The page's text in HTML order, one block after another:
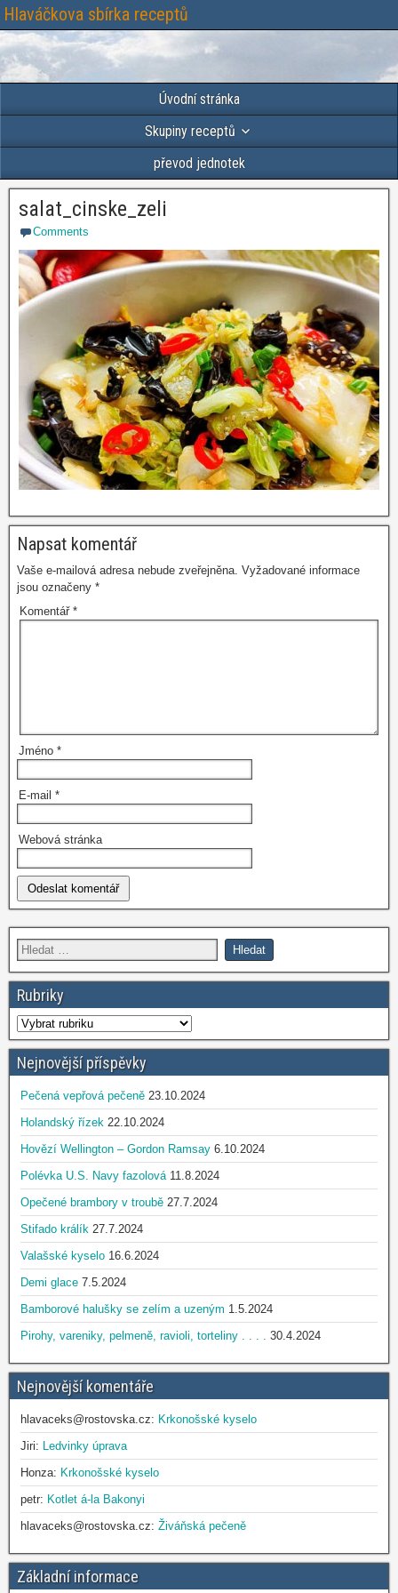
Hlaváčkova sbírka receptů
Úvodní stránka
Skupiny receptů
převod jednotek
salat_cinske_zeli
Comments
Napsat komentář
Vaše e-mailová adresa nebude zveřejněna. Vyžadované informace
jsou označeny *
Komentář *
Jméno *
E-mail *
Webová stránka
Rubriky
Nejnovější příspěvky
Pečená vepřová pečeně 23.10.2024
Holandský řízek 22.10.2024
Hovězí Wellington – Gordon Ramsay 6.10.2024
Polévka U.S. Navy fazolová 11.8.2024
Opečené brambory v troubě 27.7.2024
Stifado králík 27.7.2024
Valašské kyselo 16.6.2024
Demi glace 7.5.2024
Bamborové halušky se zelím a uzeným 1.5.2024
Pirohy, vareniky, pelmeně, ravioli, torteliny . . . . 30.4.2024
Nejnovější komentáře
hlavaceks@rostovska.cz: Krkonošské kyselo
Jiri: Ledvinky úprava
Honza: Krkonošské kyselo
petr: Kotlet á-la Bakonyi
hlavaceks@rostovska.cz: Živáňská pečeně
Základní informace